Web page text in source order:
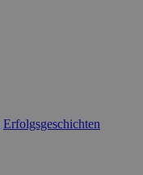
Erfolgsgeschichten